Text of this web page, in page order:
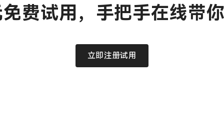
费试用，手把手在线带
立即注册试用